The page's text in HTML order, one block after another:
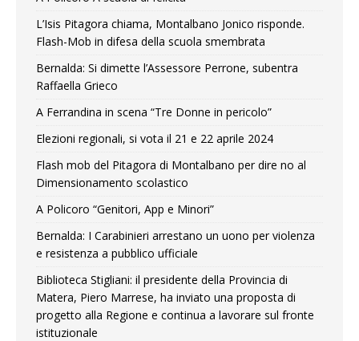
L’Isis Pitagora chiama, Montalbano Jonico risponde.
Flash-Mob in difesa della scuola smembrata
Bernalda: Si dimette l’Assessore Perrone, subentra
Raffaella Grieco
A Ferrandina in scena “Tre Donne in pericolo”
Elezioni regionali, si vota il 21 e 22 aprile 2024
Flash mob del Pitagora di Montalbano per dire no al
Dimensionamento scolastico
A Policoro “Genitori, App e Minori”
Bernalda: I Carabinieri arrestano un uono per violenza
e resistenza a pubblico ufficiale
Biblioteca Stigliani: il presidente della Provincia di
Matera, Piero Marrese, ha inviato una proposta di
progetto alla Regione e continua a lavorare sul fronte
istituzionale